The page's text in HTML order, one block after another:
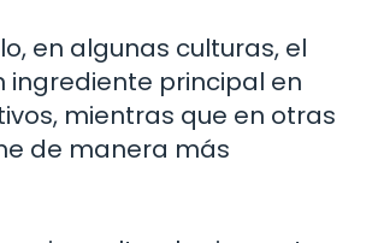
en algunas culturas, el
ingrediente principal en
mientras que en otras
de manera más